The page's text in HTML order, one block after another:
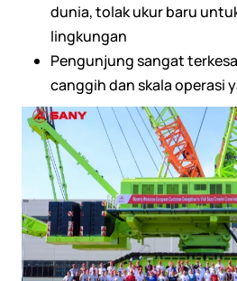
dunia, tolak ukur baru
lingkungan
Pengunjung sangat
canggih dan skala operasi